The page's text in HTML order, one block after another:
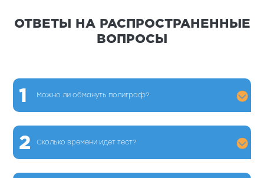
ОТВЕТЫ НА РАСПРОСТРАНЕННЫЕ
ВОПРОСЫ
1 Можно ли обмануть полиграф?
2 Сколько времени идет тест?